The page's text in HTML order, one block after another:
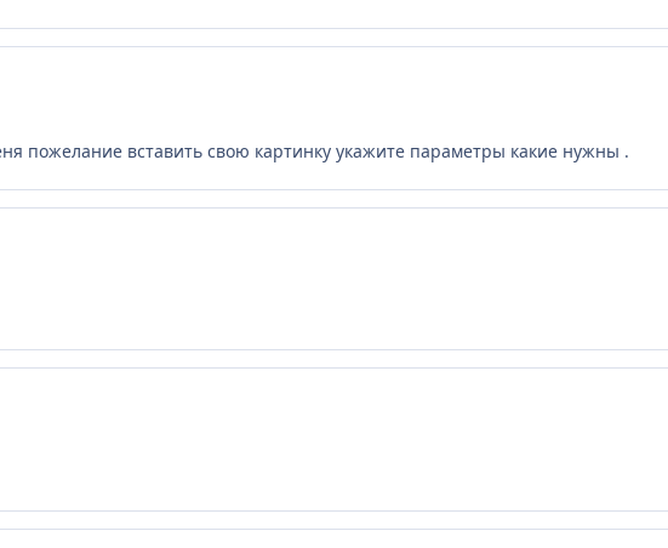
пожелание вставить свою картинку укажите параметры какие нужны .